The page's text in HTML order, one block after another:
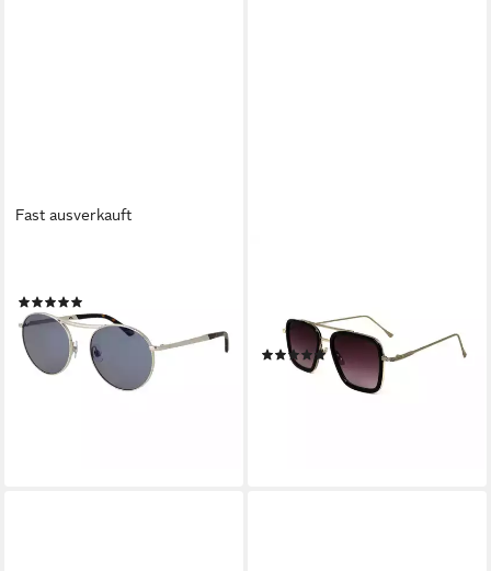
Fast ausverkauft
ab 33,95 € UVP165,00 €
-79%
lieferbar - in 2-3 Werktagen bei dir
Brille
(5)
69,99 € UVP99,99 €